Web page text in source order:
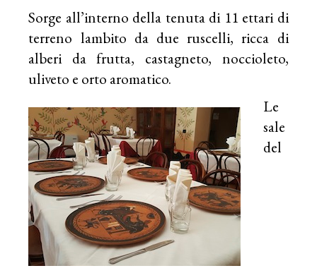
Sorge all’interno della tenuta di 11 ettari di
terreno lambito da due ruscelli, ricca di
alberi da frutta, castagneto, noccioleto,
uliveto e orto aromatico.
Le
sale
del